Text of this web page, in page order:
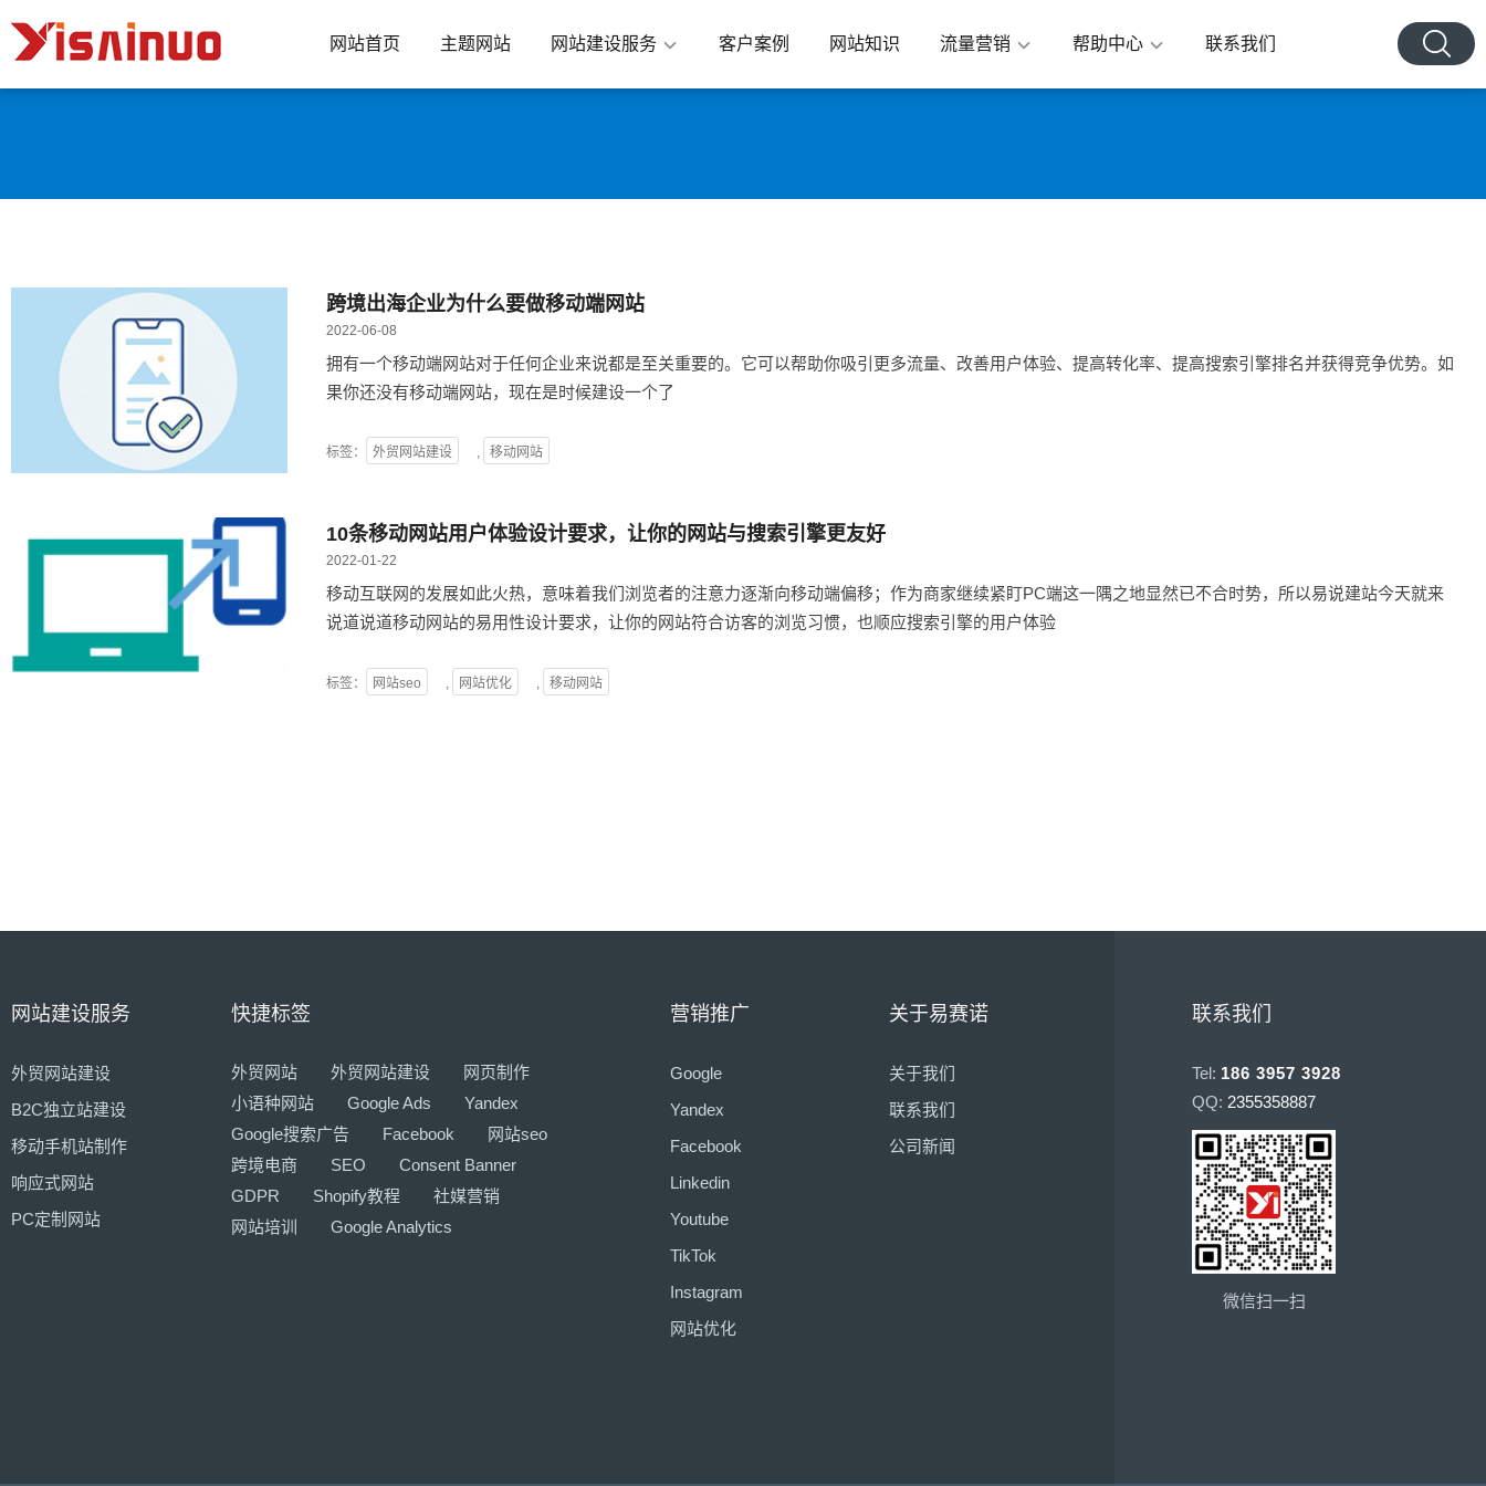
网站首页 主题网站 网站建设服务 客户案例 网站知识 流量营销 帮助中心 联系我们
跨境出海企业为什么要做移动端网站
2022-06-08
拥有一个移动端网站对于任何企业来说都是至关重要的。它可以帮助你吸引更多流量、改善用户体验、提高转化率、提高搜索引擎排名并获得竞争优势。如
果你还没有移动端网站，现在是时候建设一个了
标签： 外贸网站建设 , 移动网站
10条移动网站用户体验设计要求，让你的网站与搜索引擎更友好
2022-01-22
移动互联网的发展如此火热，意味着我们浏览者的注意力逐渐向移动端偏移；作为商家继续紧盯PC端这一隅之地显然已不合时势，所以易说建站今天就来
说道说道移动网站的易用性设计要求，让你的网站符合访客的浏览习惯，也顺应搜索引擎的用户体验
标签： 网站seo 网站优化 移动网站
网站建设服务
外贸网站建设
B2C独立站建设
移动手机站制作
响应式网站
PC定制网站
快捷标签
外贸网站 外贸网站建设
网页制作
小语种网站
Google Ads
Yandex
Google搜索广告
Facebook
网站seo
跨境电商
SEO
Consent Banner
GDPR
Shopify教程
社媒营销
网站培训
Google Analytics
营销推广
Google
Yandex
Facebook
Linkedin
Youtube
TikTok
Instagram
网站优化
关于易赛诺
关于我们
联系我们
公司新闻
联系我们
Tel: 186 3957 3928
QQ: 2355358887
微信扫一扫